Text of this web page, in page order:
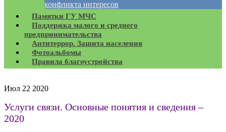
конфликта интересов
Памятки ГУ МЧС
Поддержка малого и среднего
предпринимательства
Антитеррор. Защита населения
Фотоальбомы
Правила благоустройства
Июл 22 2020
Услуги связи. Основные понятия и сведения –
2020